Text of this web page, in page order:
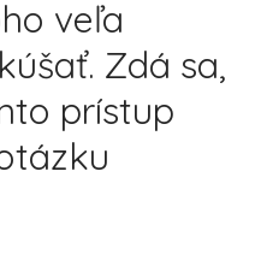
veľa
Zdá sa,
prístup